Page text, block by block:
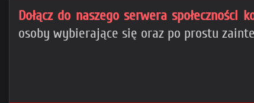
Dołącz do naszego serwera społeczności
osoby wybierające się oraz po prostu